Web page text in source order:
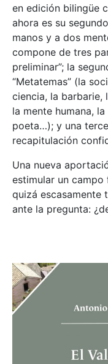
en edición bilingüe
ahora es su
manos y a dos
compone de tres
preliminar”; la
“Metatemas” (la
ciencia, la barbarie,
la mente humana,
poeta…); y una
recapitulación
Una nueva
estimular un campo
quizá escasamente
ante la pregunta: